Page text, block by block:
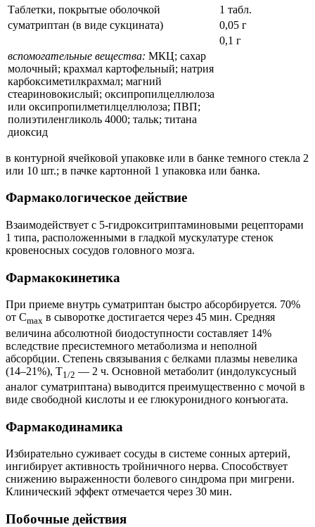
Таблетки, покрытые оболочкой
1 табл.
суматриптан (в виде сукцината)
0,05 г
0,1 г
вспомогательные вещества: МКЦ; сахар
молочный; крахмал картофельный; натрия
карбоксиметилкрахмал; магний
стеариновокислый; оксипропилцеллюлоза
или оксипропилметилцеллюлоза; ПВП;
полиэтиленгликоль 4000; тальк; титана
диоксид
в контурной ячейковой упаковке или в банке темного стекла 2
или 10 шт.; в пачке картонной 1 упаковка или банка.
Фармакологическое действие
Взаимодействует с 5-гидрокситриптаминовыми рецепторами
1 типа, расположенными в гладкой мускулатуре стенок
кровеносных сосудов головного мозга.
Фармакокинетика
При приеме внутрь суматриптан быстро абсорбируется. 70%
от Сmax в сыворотке достигается через 45 мин. Средняя
величина абсолютной биодоступности составляет 14%
вследствие пресистемного метаболизма и неполной
абсорбции. Степень связывания с белками плазмы невелика
(14–21%), T1/2 — 2 ч. Основной метаболит (индолуксусный
аналог суматриптана) выводится преимущественно с мочой в
виде свободной кислоты и ее глюкуронидного конъюгата.
Фармакодинамика
Избирательно суживает сосуды в системе сонных артерий,
ингибирует активность тройничного нерва. Способствует
снижению выраженности болевого синдрома при мигрени.
Клинический эффект отмечается через 30 мин.
Побочные действия